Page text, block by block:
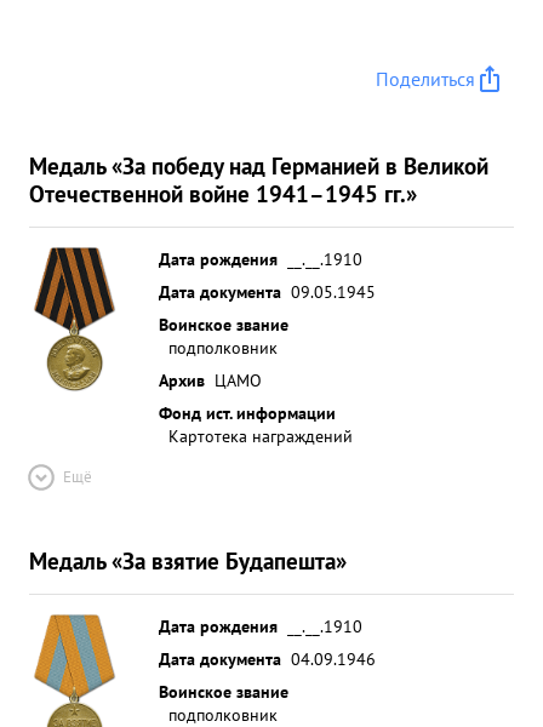
Поделиться
Медаль «За победу над Германией в Великой
Отечественной войне 1941–1945 гг.»
Дата рождения
__.__.1910
Дата документа 09.05.1945
Воинское звание
подполковник
Архив ЦАМО
Фонд ист. информации
Картотека награждений
Ещё
Медаль «За взятие Будапешта»
Дата рождения
__.__.1910
Дата документа 04.09.1946
Воинское звание
подполковник